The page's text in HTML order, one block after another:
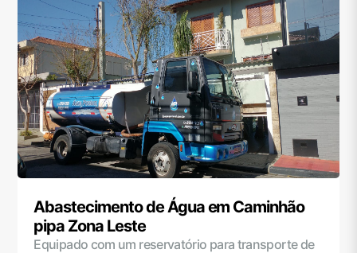
Abastecimento de Água em Caminhão
pipa Zona Leste
Equipado com um reservatório para transporte de